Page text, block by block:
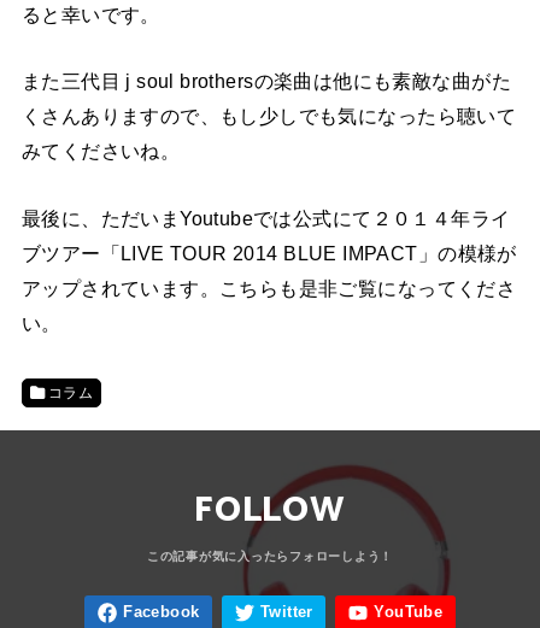
ると幸いです。
また三代目 j soul brothersの楽曲は他にも素敵な曲がた
くさんありますので、もし少しでも気になったら聴いて
みてくださいね。
最後に、ただいまYoutubeでは公式にて２０１４年ライ
ブツアー「LIVE TOUR 2014 BLUE IMPACT」の模様が
アップされています。こちらも是非ご覧になってくださ
い。
コラム
FOLLOW